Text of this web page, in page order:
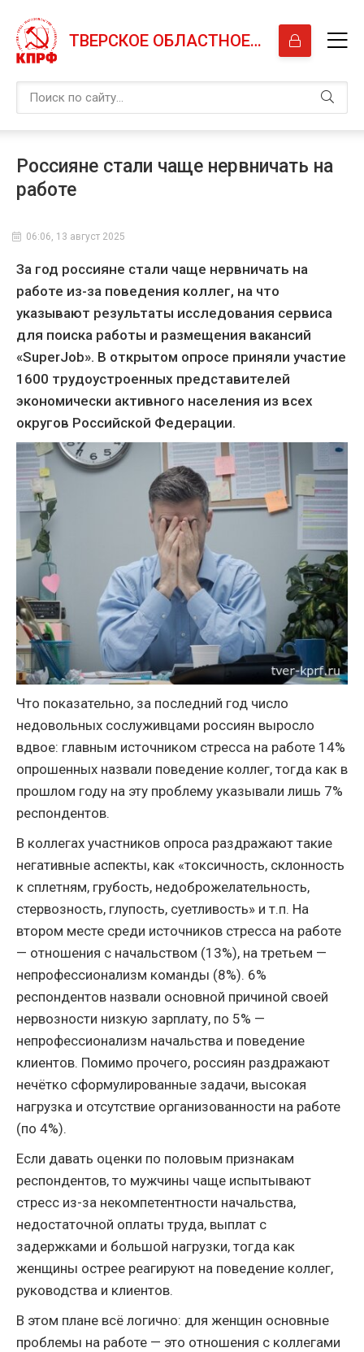
ТВЕРСКОЕ ОБЛАСТНОЕ ОТДЕЛЕНИЕ КПРФ
Россияне стали чаще нервничать на
работе
06:06, 13 август 2025
За год россияне стали чаще нервничать на
работе из-за поведения коллег, на что
указывают результаты исследования сервиса
для поиска работы и размещения вакансий
«SuperJob». В открытом опросе приняли участие
1600 трудоустроенных представителей
экономически активного населения из всех
округов Российской Федерации.
Что показательно, за последний год число
недовольных сослуживцами россиян выросло
вдвое: главным источником стресса на работе 14%
опрошенных назвали поведение коллег, тогда как в
прошлом году на эту проблему указывали лишь 7%
респондентов.
В коллегах участников опроса раздражают такие
негативные аспекты, как «токсичность, склонность
к сплетням, грубость, недоброжелательность,
стервозность, глупость, суетливость» и т.п. На
втором месте среди источников стресса на работе
— отношения с начальством (13%), на третьем —
непрофессионализм команды (8%). 6%
респондентов назвали основной причиной своей
нервозности низкую зарплату, по 5% —
непрофессионализм начальства и поведение
клиентов. Помимо прочего, россиян раздражают
нечётко сформулированные задачи, высокая
нагрузка и отсутствие организованности на работе
(по 4%).
Если давать оценки по половым признакам
респондентов, то мужчины чаще испытывают
стресс из-за некомпетентности начальства,
недостаточной оплаты труда, выплат с
задержками и большой нагрузки, тогда как
женщины острее реагируют на поведение коллег,
руководства и клиентов.
В этом плане всё логично: для женщин основные
проблемы на работе — это отношения с коллегами